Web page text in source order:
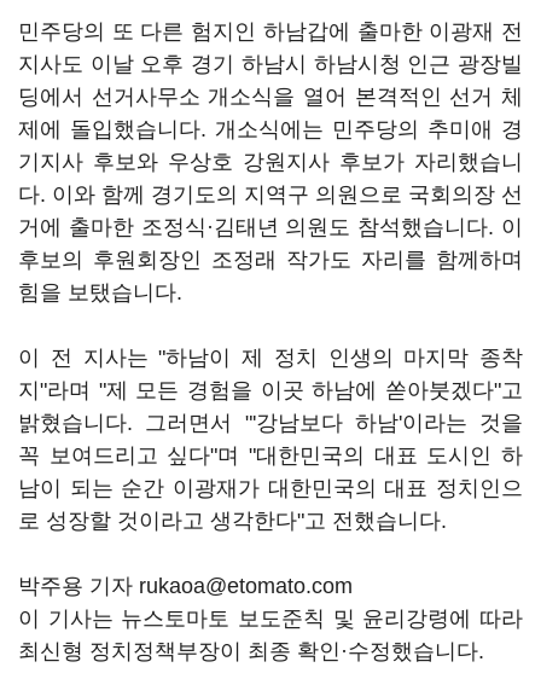
민주당의 또 다른 험지인 하남갑에 출마한 이광재 전
지사도 이날 오후 경기 하남시 하남시청 인근 광장빌
딩에서 선거사무소 개소식을 열어 본격적인 선거 체
제에 돌입했습니다. 개소식에는 민주당의 추미애 경
기지사 후보와 우상호 강원지사 후보가 자리했습니
다. 이와 함께 경기도의 지역구 의원으로 국회의장 선
거에 출마한 조정식·김태년 의원도 참석했습니다. 이
후보의 후원회장인 조정래 작가도 자리를 함께하며
힘을 보탰습니다.
이 전 지사는 "하남이 제 정치 인생의 마지막 종착
지"라며 "제 모든 경험을 이곳 하남에 쏟아붓겠다"고
밝혔습니다. 그러면서 "'강남보다 하남'이라는 것을
꼭 보여드리고 싶다"며 "대한민국의 대표 도시인 하
남이 되는 순간 이광재가 대한민국의 대표 정치인으
로 성장할 것이라고 생각한다"고 전했습니다.
박주용 기자 rukaoa@etomato.com
이 기사는 뉴스토마토 보도준칙 및 윤리강령에 따라
최신형 정치정책부장이 최종 확인·수정했습니다.